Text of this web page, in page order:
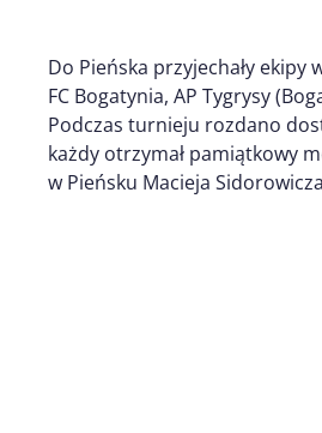
Do Pieńska przyjechały ekipy
FC Bogatynia, AP Tygrysy
Podczas turnieju rozdano
każdy otrzymał pamiątkowy
w Pieńsku Macieja